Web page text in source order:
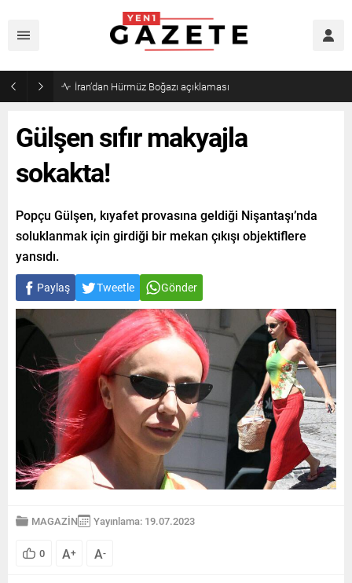
İran’dan Hürmüz Boğazı açıklaması
Gülşen sıfır makyajla
sokakta!
Popçu Gülşen, kıyafet provasına geldiği Nişantaşı’nda
soluklanmak için girdiği bir mekan çıkışı objektiflere
yansıdı.
Paylaş Tweetle Gönder
MAGAZİN Yayınlama: 19.07.2023
0 A+ A-